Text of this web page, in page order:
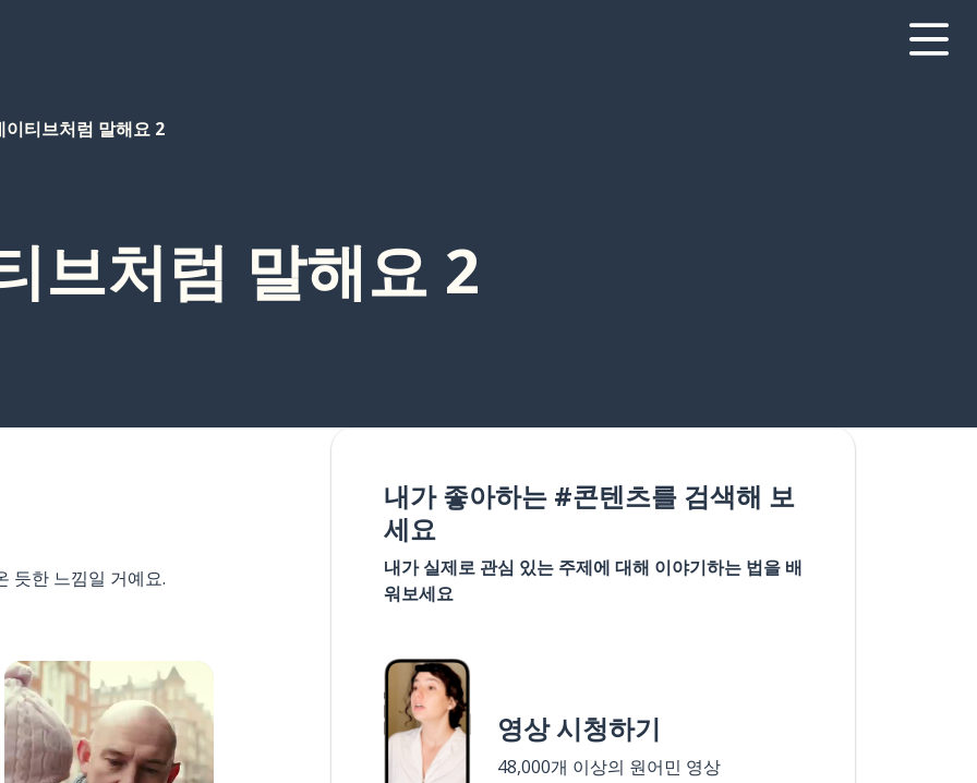
이티브처럼 말해요 2
브처럼 말해요 2
듯한 느낌일 거예요.
내가 좋아하는 #콘텐츠를 검색해 보
세요
내가 실제로 관심 있는 주제에 대해 이야기하는 법을 배
워보세요
영상 시청하기
48,000개 이상의 원어민 영상